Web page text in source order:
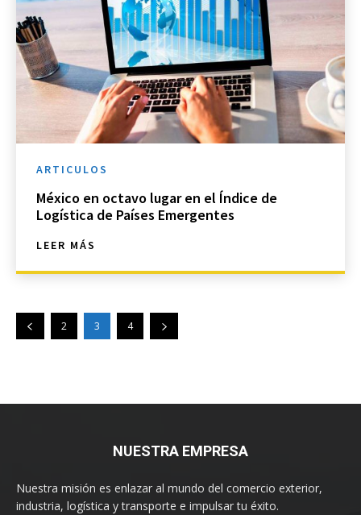
ARTICULOS
México en octavo lugar en el Índice de
Logística de Países Emergentes
LEER MÁS
2 3 4
NUESTRA EMPRESA
Nuestra misión es enlazar al mundo del comercio exterior,
industria, logística y transporte e impulsar tu éxito.